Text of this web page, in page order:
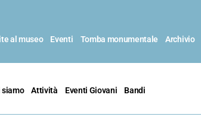
al museo Eventi Tomba monumentale Archivio
siamo Attività Eventi Giovani Bandi